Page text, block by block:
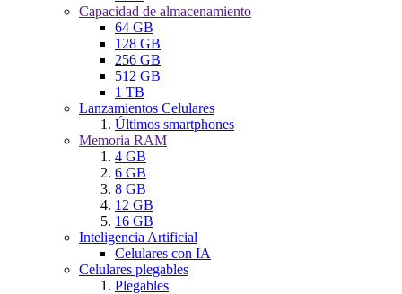
Capacidad de almacenamiento
64 GB
128 GB
256 GB
512 GB
1 TB
Lanzamientos Celulares
Últimos smartphones
Memoria RAM
4 GB
6 GB
8 GB
12 GB
16 GB
Inteligencia Artificial
Celulares con IA
Celulares plegables
Plegables